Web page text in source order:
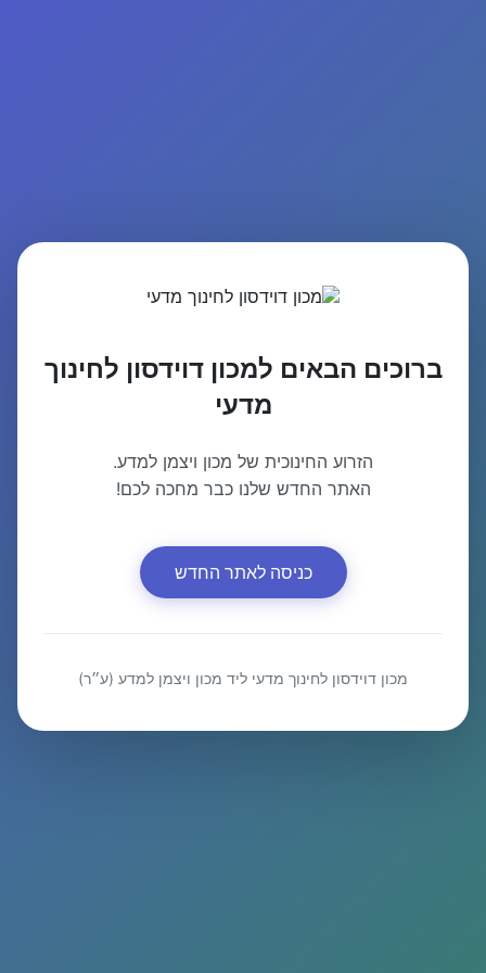
ברוכים הבאים למכון דוידסון לחינוך
מדעי
הזרוע החינוכית של מכון ויצמן למדע.
האתר החדש שלנו כבר מחכה לכם!
כניסה לאתר החדש
מכון דוידסון לחינוך מדעי ליד מכון ויצמן למדע (ע״ר)